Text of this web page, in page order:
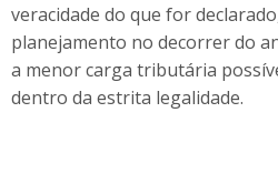
veracidade do que for
planejamento no decorrer do
a menor carga tributária
dentro da estrita legalidade.